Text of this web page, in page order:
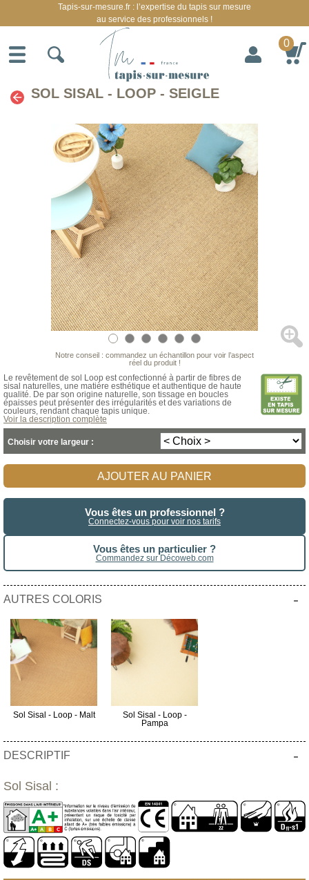
SOL SISAL - LOOP - SEIGLE
Notre conseil : commandez un échantillon pour voir l’aspect
réel du produit !
Le revêtement de sol Loop est confectionné à partir de fibres de
sisal naturelles, une matière esthétique et authentique de haute
qualité. De par son origine naturelle, son tissage en boucles
épaisses peut présenter des irrégularités et des variations de
couleurs, rendant chaque tapis unique.
Voir la description complète
Choisir votre largeur :
AJOUTER AU PANIER
Vous êtes un professionnel ?
Connectez-vous pour voir nos tarifs
Vous êtes un particulier ?
Commandez sur Décoweb.com
AUTRES COLORIS -
Sol Sisal - Loop - Malt
Sol Sisal - Loop -
Pampa
DESCRIPTIF -
Sol Sisal :
Tapis-sur-mesure.fr : l’expertise du tapis sur mesure
au service des professionnels !
0